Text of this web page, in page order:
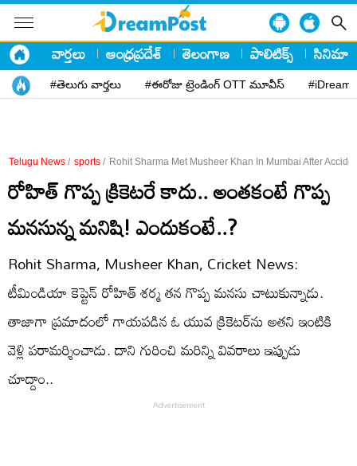
వార్తలు ఆంధ్రప్రదేశ్ తెలంగాణ పాలిటిక్స్ సినిమా
#తెలుగు వార్తలు #ఈరోజు ట్రెండింగ్ OTT మూవీస్
Telugu News / sports / Rohit Sharma Met Musheer Khan In Mumbai After
రోహిత్‌ గొప్ప క్రికెటరే కాదు.. అంతకంటే గొప్ప
మనసున్న మనిషి! ఎందుకంటే..?
Rohit Sharma, Musheer Khan, Cricket News:
టీమిండియా కెప్టెన్‌ రోహిత్‌ శర్మ తన గొప్ప మనసు చాటుకున్నాడు.
తాజాగా ప్రమాదంలో గాయపడిన ఓ యువ క్రికెటర్‌ను అతని ఇంటికి
వెళ్లి పరామర్శించాడు. దాని గురించి మరిన్ని వివరాలు ఇప్పుడు
చూద్దాం..